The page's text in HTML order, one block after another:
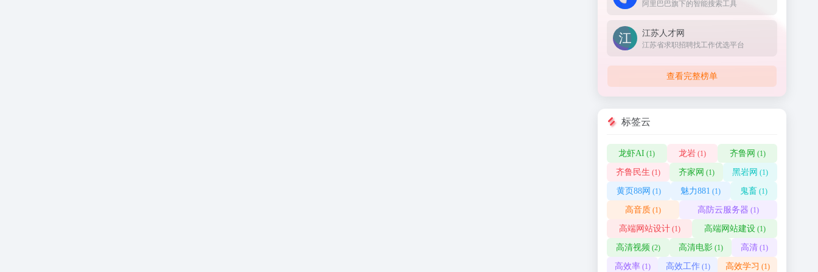
阿里巴巴旗下的智能搜索工具
江苏人才网
江苏省求职招聘找工作优选平台
查看完整榜单
标签云
龙虾AI (1) 龙岩 (1) 齐鲁网 (1)
齐鲁民生 (1) 齐家网 (1) 黑岩网 (1)
黄页88网 (1) 魅力881 (1) 鬼畜 (1)
高音质 (1) 高防云服务器 (1)
高端网站设计(1) 高端网站建设(1)
高清视频 (2) 高清电影(1) 高清 (1)
高效率(1) 高效工作(1) 高效学习 (1)